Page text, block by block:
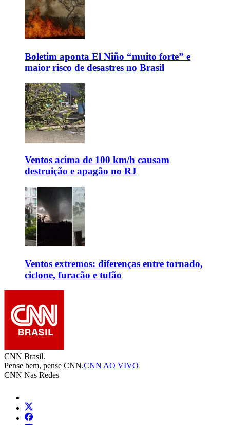
Boletim aponta El Niño “muito forte” e
maior risco de desastres no Brasil
Ventos acima de 100 km/h causam
destruição e apagão no RJ
Ventos extremos: diferenças entre tornado,
ciclone, furacão e tufão
CNN Brasil.
Pense bem, pense CNN.CNN AO VIVO
CNN Nas Redes